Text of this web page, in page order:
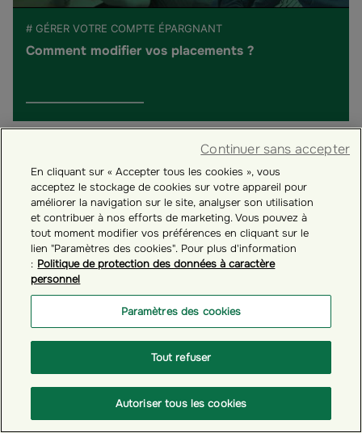
# GÉRER VOTRE COMPTE ÉPARGNANT
Comment modifier vos placements ?
# GÉRER VOTRE COMPTE ÉPARGNANT
Comment mettre à jour vos informations
En cliquant sur « Accepter tous les cookies », vous
acceptez le stockage de cookies sur votre appareil pour
améliorer la navigation sur le site, analyser son utilisation
et contribuer à nos efforts de marketing. Vous pouvez à
tout moment modifier vos préférences en cliquant sur le
lien "Paramètres des cookies". Pour plus d'information
: Politique de protection des données à caractère
personnel
Paramètres des cookies
Tout refuser
Autoriser tous les cookies
Continuer sans accepter